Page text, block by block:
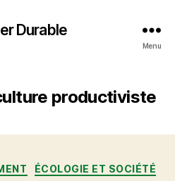
Durable
Menu
productiviste
Catégories
ÉCOLOGIE ET SOCIÉTÉ